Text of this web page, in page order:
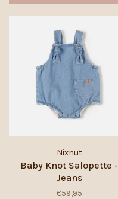
Nixnut
Baby Knot Salopette -
Jeans
€59,95